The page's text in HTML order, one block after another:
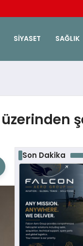
SIYASET SAĞLIK
Son Dakika